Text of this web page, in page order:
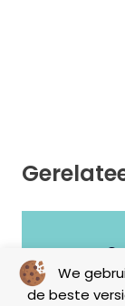
We
de beste